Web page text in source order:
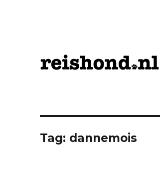
Tag: dannemois